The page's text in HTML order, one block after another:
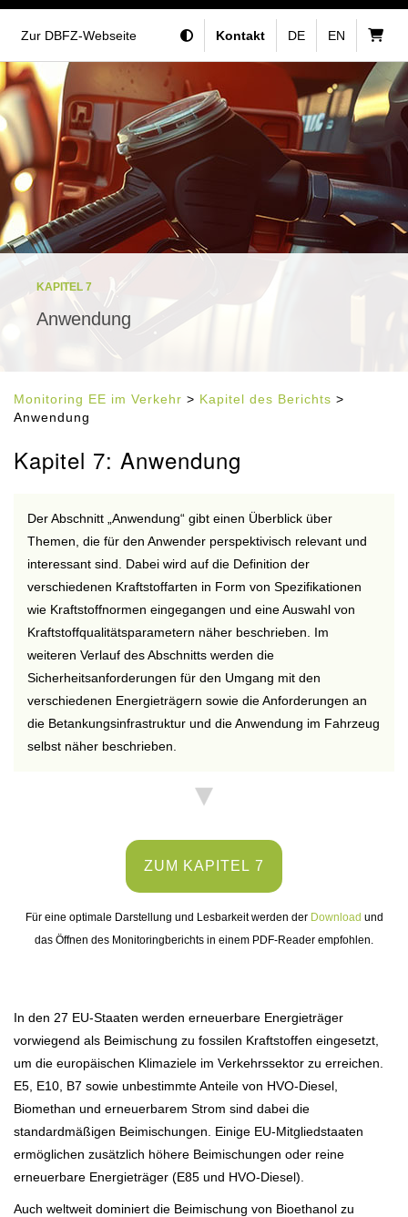
Zur DBFZ-Webseite Kontakt DE EN
KAPITEL 7
Anwendung
Monitoring EE im Verkehr > Kapitel des Berichts >
Anwendung
Kapitel 7: Anwendung
Der Abschnitt „Anwendung“ gibt einen Überblick über
Themen, die für den Anwender perspektivisch relevant und
interessant sind. Dabei wird auf die Definition der
verschiedenen Kraftstoffarten in Form von Spezifikationen
wie Kraftstoffnormen eingegangen und eine Auswahl von
Kraftstoffqualitätsparametern näher beschrieben. Im
weiteren Verlauf des Abschnitts werden die
Sicherheitsanforderungen für den Umgang mit den
verschiedenen Energieträgern sowie die Anforderungen an
die Betankungsinfrastruktur und die Anwendung im Fahrzeug
selbst näher beschrieben.
ZUM KAPITEL 7
Für eine optimale Darstellung und Lesbarkeit werden der Download und
das Öffnen des Monitoringberichts in einem PDF-Reader empfohlen.
In den 27 EU-Staaten werden erneuerbare Energieträger
vorwiegend als Beimischung zu fossilen Kraftstoffen eingesetzt,
um die europäischen Klimaziele im Verkehrssektor zu erreichen.
E5, E10, B7 sowie unbestimmte Anteile von HVO-Diesel,
Biomethan und erneuerbarem Strom sind dabei die
standardmäßigen Beimischungen. Einige EU-Mitgliedstaaten
ermöglichen zusätzlich höhere Beimischungen oder reine
erneuerbare Energieträger (E85 und HVO-Diesel).
Auch weltweit dominiert die Beimischung von Bioethanol zu